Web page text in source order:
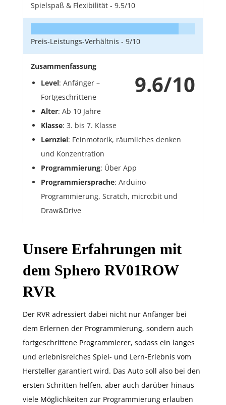
Spielspaß & Flexibilität - 9.5/10
Preis-Leistungs-Verhältnis - 9/10
9.6/10
Zusammenfassung
Level: Anfänger –
Fortgeschrittene
Alter: Ab 10 Jahre
Klasse: 3. bis 7. Klasse
Lernziel: Feinmotorik, räumliches denken
und Konzentration
Programmierung: Über App
Programmiersprache: Arduino-
Programmierung, Scratch, micro:bit und
Draw&Drive
Unsere Erfahrungen mit
dem Sphero RV01ROW
RVR
Der RVR adressiert dabei nicht nur Anfänger bei
dem Erlernen der Programmierung, sondern auch
fortgeschrittene Programmierer, sodass ein langes
und erlebnisreiches Spiel- und Lern-Erlebnis vom
Hersteller garantiert wird. Das Auto soll also bei den
ersten Schritten helfen, aber auch darüber hinaus
viele Möglichkeiten zur Programmierung erlauben